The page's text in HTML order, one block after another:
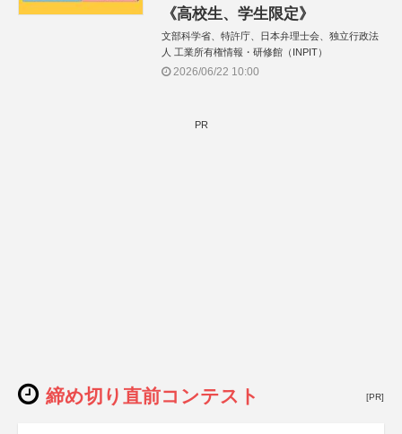
《高校生、学生限定》
文部科学省、特許庁、日本弁理士会、独立行政法
人 工業所有権情報・研修館（INPIT）
2026/06/22 10:00
PR
締め切り直前コンテスト [PR]